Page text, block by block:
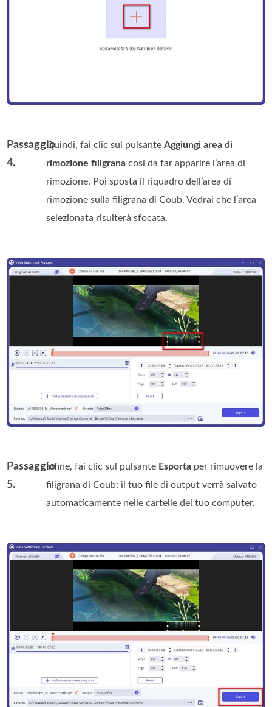
Passaggio
4.
Quindi, fai clic sul pulsanteAggiungi area di
rimozione filigrana così da far apparire l’area di
rimozione. Poi sposta il riquadro dell’area di
rimozione sulla filigrana di Coub. Vedrai che l’area
selezionata risulterà sfocata.
Passaggio
5.
Infine, fai clic sul pulsante Esporta per rimuovere la
filigrana di Coub; il tuo file di output verrà salvato
automaticamente nelle cartelle del tuo computer.